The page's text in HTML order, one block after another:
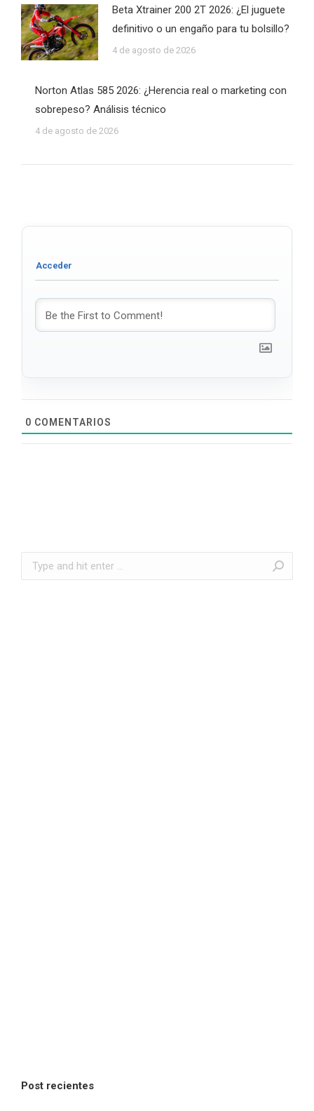
Beta Xtrainer 200 2T 2026: ¿El juguete
definitivo o un engaño para tu bolsillo?
4 de agosto de 2026
Norton Atlas 585 2026: ¿Herencia real o marketing con
sobrepeso? Análisis técnico
4 de agosto de 2026
0 COMENTARIOS
Search:
Post recientes